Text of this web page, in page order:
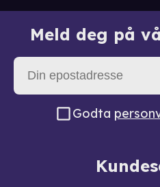
Meld deg på
Godta